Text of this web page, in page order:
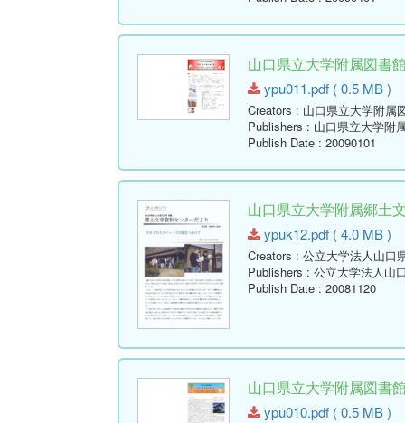
山口県立大学附属図書
ypu011.pdf ( 0.5 MB )
Creators : 山口県立大学附属
Publishers : 山口県立大学附
Publish Date : 20090101
山口県立大学附属郷土
ypuk12.pdf ( 4.0 MB )
Creators : 公立大学法人山口
Publishers : 公立大学法人山
Publish Date : 20081120
山口県立大学附属図書
ypu010.pdf ( 0.5 MB )